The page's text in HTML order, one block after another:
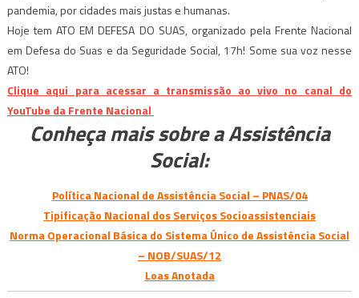
pandemia, por cidades mais justas e humanas.
Hoje tem ATO EM DEFESA DO SUAS, organizado pela Frente Nacional
em Defesa do Suas e da Seguridade Social, 17h! Some sua voz nesse
ATO!
Clique aqui para acessar a transmissão ao vivo no canal do
YouTube da Frente Nacional
Conheça mais sobre a Assistência
Social:
Política Nacional de Assistência Social – PNAS/04
Tipificação Nacional dos Serviços Socioassistenciais
Norma Operacional Básica do Sistema Único de Assistência Social
– NOB/SUAS/12
Loas Anotada